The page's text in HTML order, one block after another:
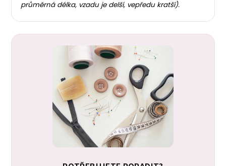
průměrná délka, vzadu je delší, vepředu kratší).